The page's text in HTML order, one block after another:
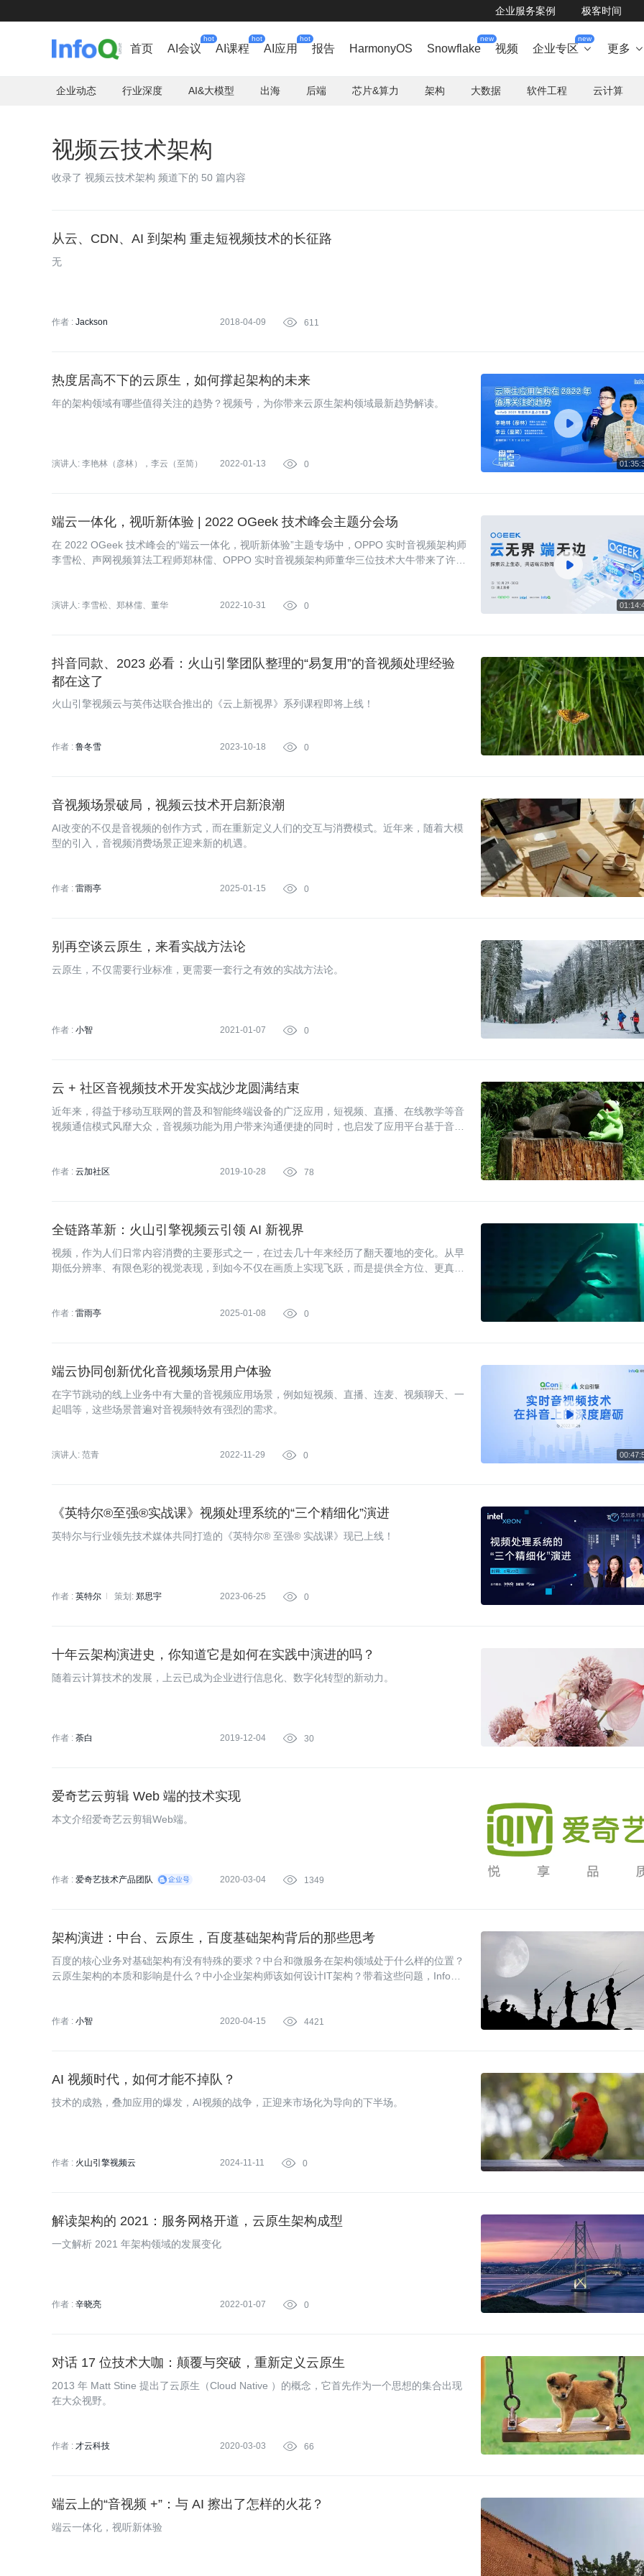
企业服务案例 极客时间
首页 AI会议
hot
AI课程
hot
AI应用
hot
报告 HarmonyOS Snowflake
new
视频 企业专区
new
 更多 
企业动态 行业深度 AI&大模型 出海 后端 芯片&算力 架构 大数据 软件工程 云计算
视频云技术架构
收录了 视频云技术架构 频道下的 50 篇内容
从云、CDN、AI 到架构 重走短视频技术的长征路
无
作者 : Jackson 2018-04-09  611

热度居高不下的云原生，如何撑起架构的未来
年的架构领域有哪些值得关注的趋势？视频号，为你带来云原生架构领域最新趋势解读。
演讲人: 李艳林（彦林），李云（至简） 2022-01-13  0

端云一体化，视听新体验 | 2022 OGeek 技术峰会主题分会场
在 2022 OGeek 技术峰会的“端云一体化，视听新体验”主题专场中，OPPO 实时音视频架构师
李雪松、声网视频算法工程师郑林儒、OPPO 实时音视频架构师董华三位技术大牛带来了许多
演讲人: 李雪松、郑林儒、董华 2022-10-31  0
抖音同款、2023 必看：火山引擎团队整理的“易复用”的音视频处理经验
都在这了
火山引擎视频云与英伟达联合推出的《云上新视界》系列课程即将上线！
作者 : 鲁冬雪 2023-10-18  0
音视频场景破局，视频云技术开启新浪潮
AI改变的不仅是音视频的创作方式，而在重新定义人们的交互与消费模式。近年来，随着大模
型的引入，音视频消费场景正迎来新的机遇。
作者 : 雷雨亭 2025-01-15  0
别再空谈云原生，来看实战方法论
云原生，不仅需要行业标准，更需要一套行之有效的实战方法论。
作者 : 小智 2021-01-07  0
云 + 社区音视频技术开发实战沙龙圆满结束
近年来，得益于移动互联网的普及和智能终端设备的广泛应用，短视频、直播、在线教学等音
视频通信模式风靡大众，音视频功能为用户带来沟通便捷的同时，也启发了应用平台基于音视
作者 : 云加社区 2019-10-28  78
全链路革新：火山引擎视频云引领 AI 新视界
视频，作为人们日常内容消费的主要形式之一，在过去几十年来经历了翻天覆地的变化。从早
期低分辨率、有限色彩的视觉表现，到如今不仅在画质上实现飞跃，而是提供全方位、更真
作者 : 雷雨亭 2025-01-08  0

端云协同创新优化音视频场景用户体验
在字节跳动的线上业务中有大量的音视频应用场景，例如短视频、直播、连麦、视频聊天、一
起唱等，这些场景普遍对音视频特效有强烈的需求。
演讲人: 范青 2022-11-29  0
《英特尔®️至强®️实战课》视频处理系统的“三个精细化”演进
英特尔与行业领先技术媒体共同打造的《英特尔®️ 至强®️ 实战课》现已上线！
作者 : 英特尔 策划: 郑思宇 2023-06-25  0
十年云架构演进史，你知道它是如何在实践中演进的吗？
随着云计算技术的发展，上云已成为企业进行信息化、数字化转型的新动力。
作者 : 荼白 2019-12-04  30
爱奇艺云剪辑 Web 端的技术实现
本文介绍爱奇艺云剪辑Web端。
作者 : 爱奇艺技术产品团队 2020-03-04  1349
架构演进：中台、云原生，百度基础架构背后的那些思考
百度的核心业务对基础架构有没有特殊的要求？中台和微服务在架构领域处于什么样的位置？
云原生架构的本质和影响是什么？中小企业架构师该如何设计IT架构？带着这些问题，InfoQ
作者 : 小智 2020-04-15  4421
AI 视频时代，如何才能不掉队？
技术的成熟，叠加应用的爆发，AI视频的战争，正迎来市场化为导向的下半场。
作者 : 火山引擎视频云 2024-11-11  0
解读架构的 2021：服务网格开道，云原生架构成型
一文解析 2021 年架构领域的发展变化
作者 : 辛晓亮 2022-01-07  0
对话 17 位技术大咖：颠覆与突破，重新定义云原生
2013 年 Matt Stine 提出了云原生（Cloud Native ）的概念，它首先作为一个思想的集合出现
在大众视野。
作者 : 才云科技 2020-03-03  66
端云上的“音视频 +”：与 AI 擦出了怎样的火花？
端云一体化，视听新体验